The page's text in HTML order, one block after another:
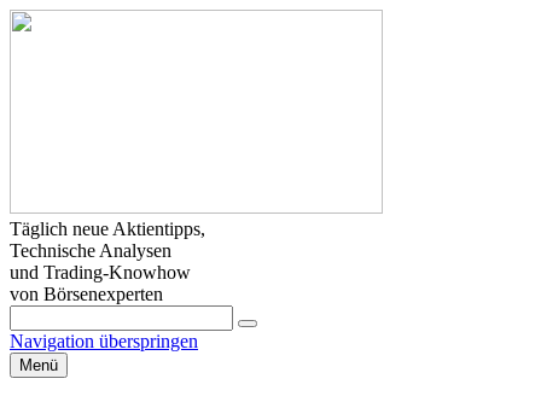
Täglich neue Aktientipps,
Technische Analysen
und Trading-Knowhow
von Börsenexperten
Navigation überspringen
Menü